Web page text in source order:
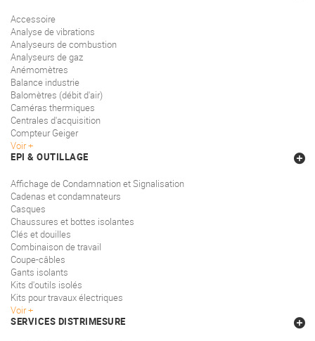
Accessoire
Analyse de vibrations
Analyseurs de combustion
Analyseurs de gaz
Anémomètres
Balance industrie
Balomètres (débit d'air)
Caméras thermiques
Centrales d'acquisition
Compteur Geiger
Voir
EPI & OUTILLAGE
Affichage de Condamnation et Signalisation
Cadenas et condamnateurs
Casques
Chaussures et bottes isolantes
Clés et douilles
Combinaison de travail
Coupe-câbles
Gants isolants
Kits d'outils isolés
Kits pour travaux électriques
Voir
SERVICES DISTRIMESURE